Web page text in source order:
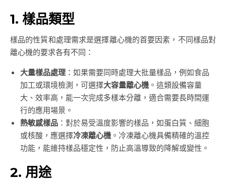
1. 樣品類型
樣品的性質和處理需求是選擇離心機的首要因素，不同樣品對
離心機的要求各有不同：
大量樣品處理 ：如果需要同時處理大批量樣品，例如食品
加工或環境檢測，可選擇大容量離心機 。這類設備容量
大、效率高，能一次完成多樣本分離，適合需要長時間運
行的應用場景。
熱敏感樣品 ：對於易受溫度影響的樣品，如蛋白質、細胞
或核酸，應選擇冷凍離心機 。冷凍離心機具備精確的溫控
功能，能維持樣品穩定性，防止高溫導致的降解或變性。
2. 用途